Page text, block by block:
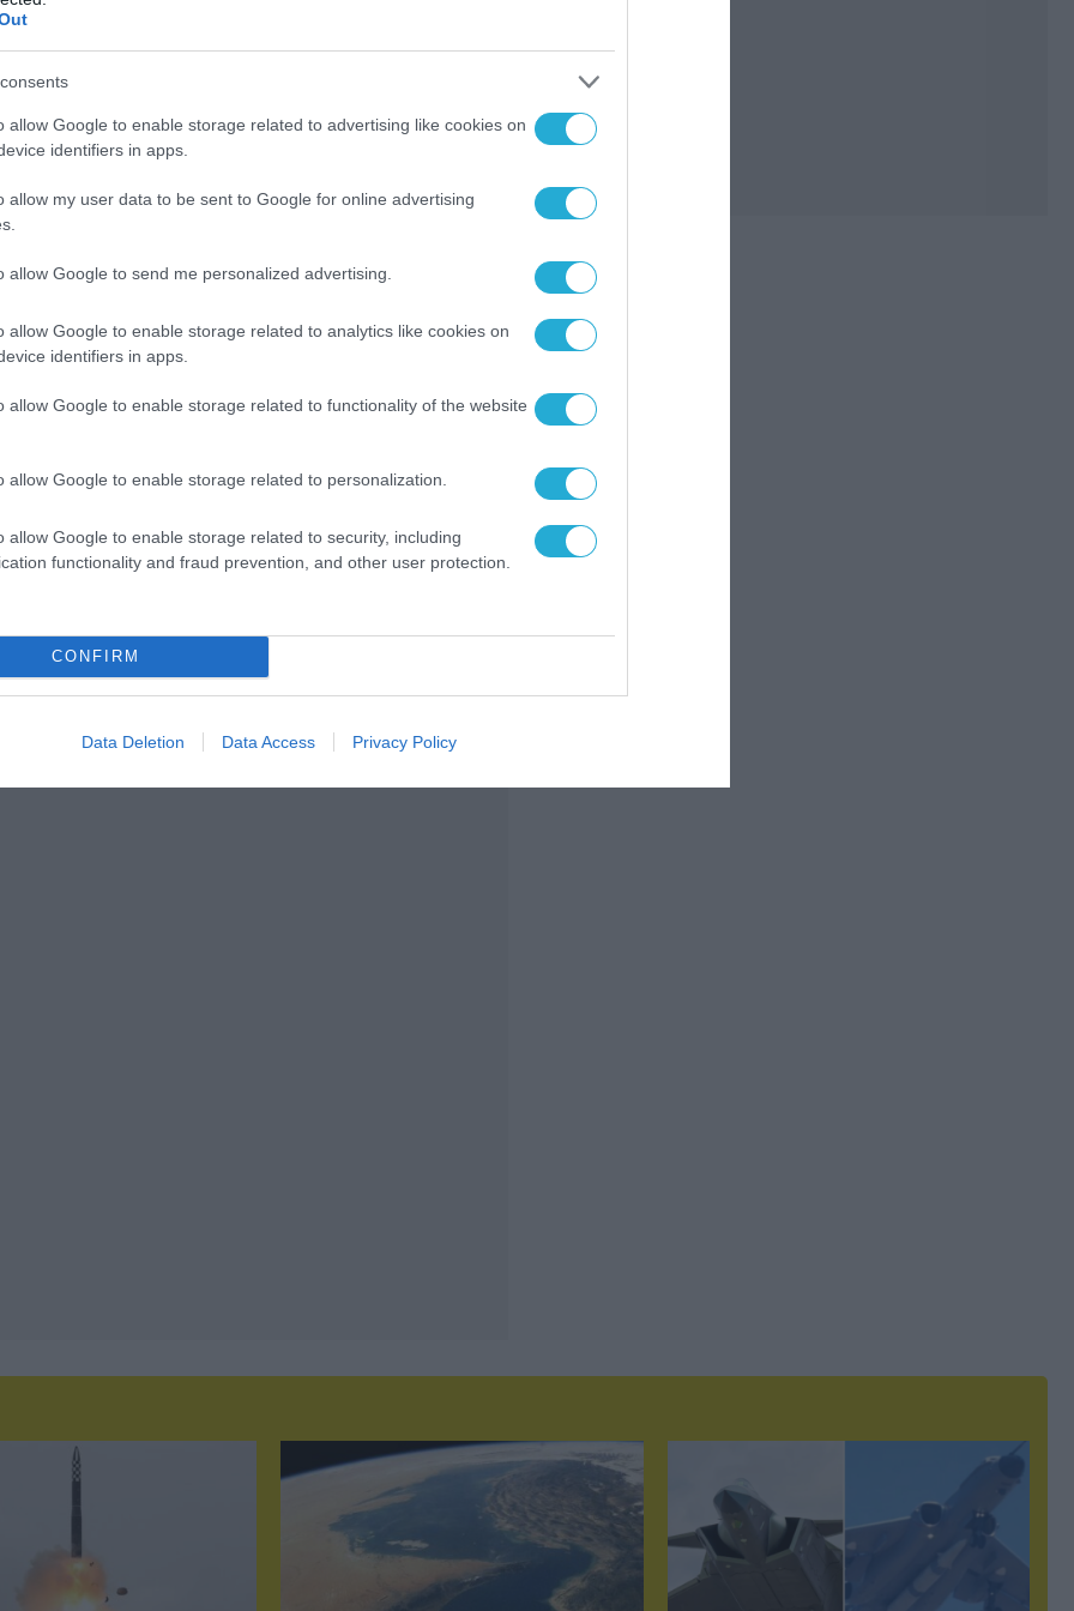
allow Google to enable storage related to advertising like cookies on
identifiers in apps.
allow my user data to be sent to Google for online advertising
allow Google to send me personalized advertising.
allow Google to enable storage related to analytics like cookies on
identifiers in apps.
allow Google to enable storage related to functionality of the website
allow Google to enable storage related to personalization.
allow Google to enable storage related to security, including
functionality and fraud prevention, and other user protection.
CONFIRM
Data Deletion Data Access Privacy Policy
και είναι έτοιμο να προχωρήσει